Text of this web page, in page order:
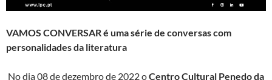
VAMOS CONVERSAR é uma série de conversas com
personalidades da literatura
No dia 08 de dezembro de 2022 oCentro Cultural Penedo da